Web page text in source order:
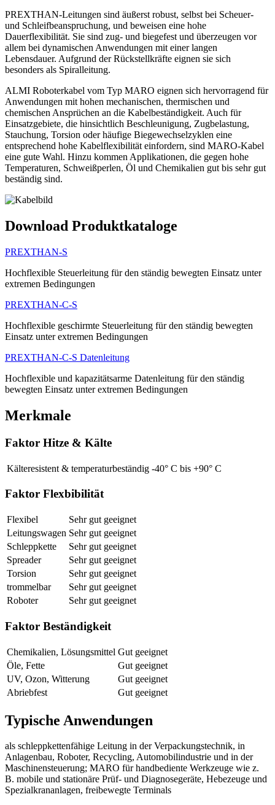
PREXTHAN-Leitungen sind äußerst robust, selbst bei Scheuer-
und Schleifbeanspruchung, und beweisen eine hohe
Dauerflexibilität. Sie sind zug- und biegefest und überzeugen vor
allem bei dynamischen Anwendungen mit einer langen
Lebensdauer. Aufgrund der Rückstellkräfte eignen sie sich
besonders als Spiralleitung.
ALMI Roboterkabel vom Typ MARO eignen sich hervorragend für
Anwendungen mit hohen mechanischen, thermischen und
chemischen Ansprüchen an die Kabelbeständigkeit. Auch für
Einsatzgebiete, die hinsichtlich Beschleunigung, Zugbelastung,
Stauchung, Torsion oder häufige Biegewechselzyklen eine
entsprechend hohe Kabelflexibilität einfordern, sind MARO-Kabel
eine gute Wahl. Hinzu kommen Applikationen, die gegen hohe
Temperaturen, Schweißperlen, Öl und Chemikalien gut bis sehr gut
beständig sind.
Download Produktkataloge
PREXTHAN-S
Hochflexible Steuerleitung für den ständig bewegten Einsatz unter
extremen Bedingungen
PREXTHAN-C-S
Hochflexible geschirmte Steuerleitung für den ständig bewegten
Einsatz unter extremen Bedingungen
PREXTHAN-C-S Datenleitung
Hochflexible und kapazitätsarme Datenleitung für den ständig
bewegten Einsatz unter extremen Bedingungen
Merkmale
Faktor Hitze & Kälte
Kälteresistent & temperaturbeständig -40° C bis +90° C
Faktor Flexbibilität
Flexibel
Sehr gut geeignet
Leitungswagen Sehr gut geeignet
Schleppkette
Sehr gut geeignet
Spreader
Sehr gut geeignet
Torsion
Sehr gut geeignet
trommelbar
Sehr gut geeignet
Roboter
Sehr gut geeignet
Faktor Beständigkeit
Chemikalien, Lösungsmittel Gut geeignet
Öle, Fette
Gut geeignet
UV, Ozon, Witterung
Gut geeignet
Abriebfest
Gut geeignet
Typische Anwendungen
als schleppkettenfähige Leitung in der Verpackungstechnik, in
Anlagenbau, Roboter, Recycling, Automobilindustrie und in der
Maschinensteuerung; MARO für handbediente Werkzeuge wie z.
B. mobile und stationäre Prüf- und Diagnosegeräte, Hebezeuge und
Spezialkrananlagen, freibewegte Terminals